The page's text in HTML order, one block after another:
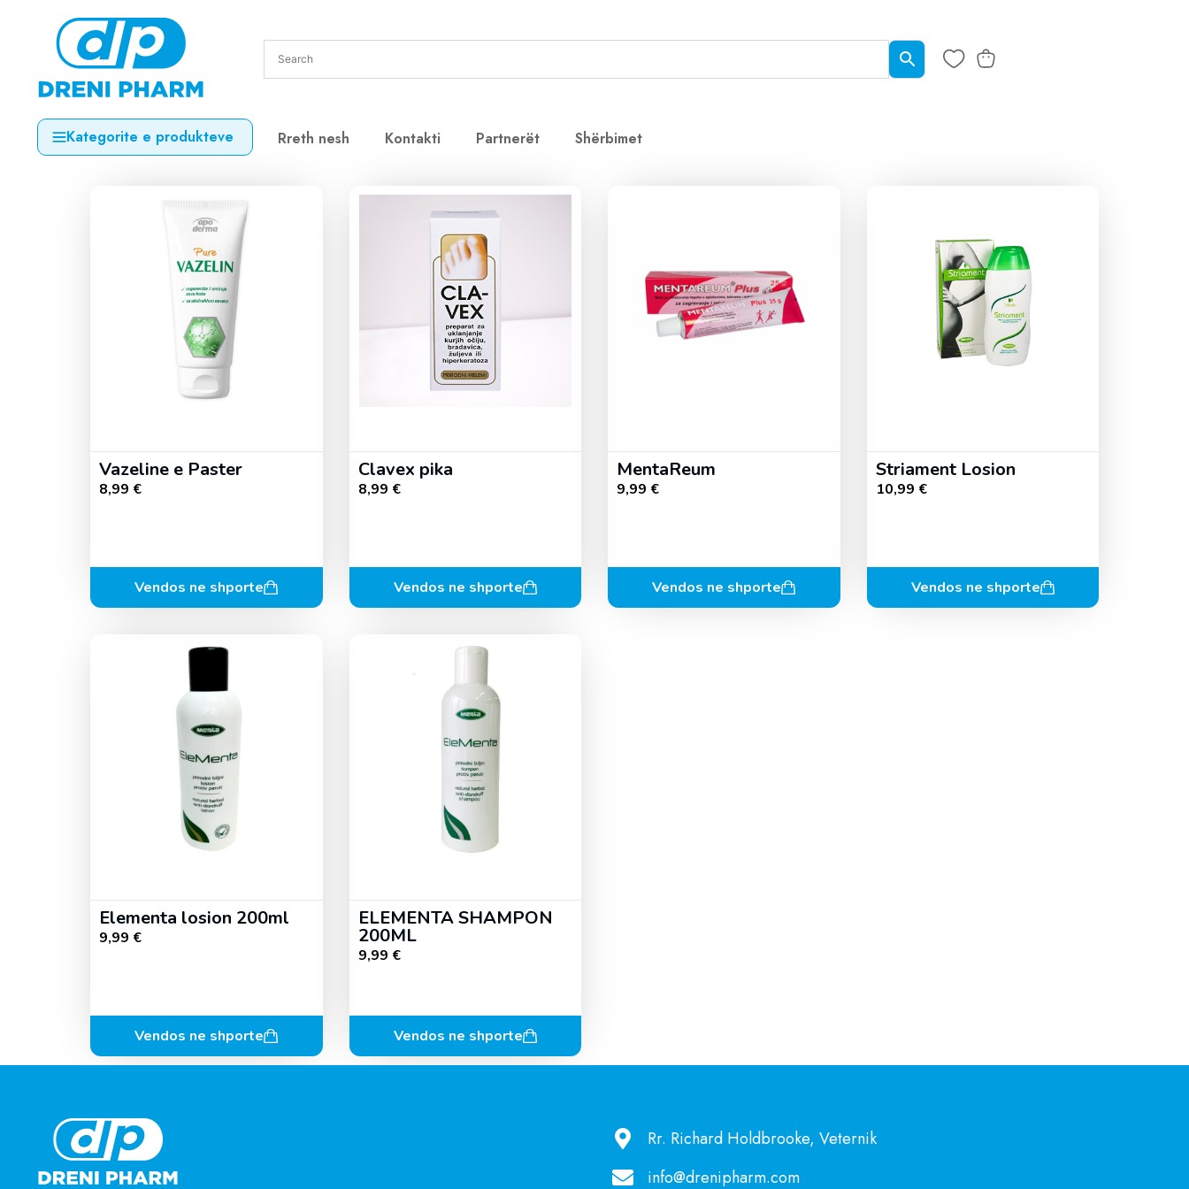
Kategorite e produkteve Rreth nesh Kontakti Partnerët Shërbimet
Vazeline e Paster
8,99 €
Vendos ne shporte
Clavex pika
8,99 €
Vendos ne shporte
MentaReum
9,99 €
Vendos ne shporte
Striament Losion
10,99 €
Vendos ne shporte
Elementa losion 200ml
9,99 €
Vendos ne shporte
ELEMENTA SHAMPON
200ML
9,99 €
Vendos ne shporte
Rr. Richard Holdbrooke, Veternik
info@drenipharm.com